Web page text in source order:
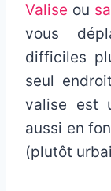
Valise ou
vous
difficiles
seul
valise est
aussi en
(plutôt